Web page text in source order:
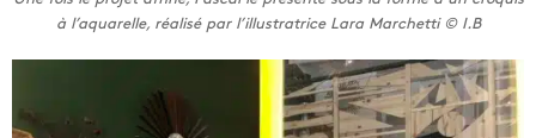
à l’aquarelle, réalisé par l’illustratrice Lara Marchetti © I.B